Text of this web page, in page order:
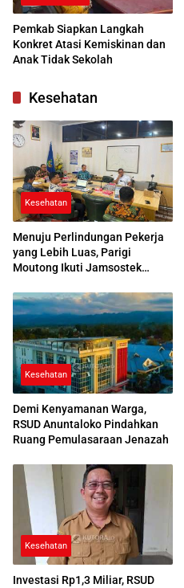
Pemkab Siapkan Langkah
Konkret Atasi Kemiskinan dan
Anak Tidak Sekolah
Kesehatan
Kesehatan
Menuju Perlindungan Pekerja
yang Lebih Luas, Parigi
Moutong Ikuti Jamsostek
Kesehatan
Demi Kenyamanan Warga,
RSUD Anuntaloko Pindahkan
Ruang Pemulasaraan Jenazah
Kesehatan
Investasi Rp1,3 Miliar, RSUD